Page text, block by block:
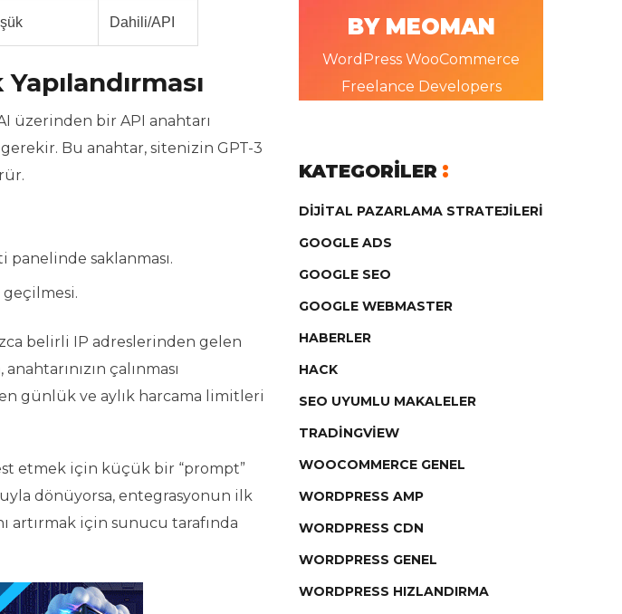
Dahili/API
üzerinden bir API anahtarı
Bu anahtar, sitenizin GPT-3
panelinde saklanması.
belirli IP adreslerinden gelen
çalınması
günlük ve aylık harcama limitleri
etmek için küçük bir “prompt”
dönüyorsa, entegrasyonun ilk
artırmak için sunucu tarafında
BY MEOMAN
WordPress WooCommerce
Freelance Developers
KATEGORILER
DIJITAL PAZARLAMA STRATEJILERI
GOOGLE ADS
GOOGLE SEO
GOOGLE WEBMASTER
HABERLER
HACK
SEO UYUMLU MAKALELER
TRADINGVIEW
WOOCOMMERCE GENEL
WORDPRESS AMP
WORDPRESS CDN
WORDPRESS GENEL
WORDPRESS HIZLANDIRMA